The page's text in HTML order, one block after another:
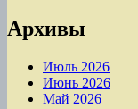
Архивы
Июль 2026
Июнь 2026
Май 2026